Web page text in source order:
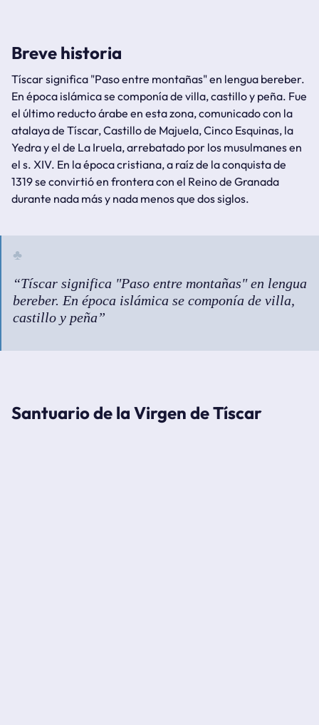
Breve historia
Tíscar significa "Paso entre montañas" en lengua bereber.
En época islámica se componía de villa, castillo y peña. Fue
el último reducto árabe en esta zona, comunicado con la
atalaya de Tíscar, Castillo de Majuela, Cinco Esquinas, la
Yedra y el de La Iruela, arrebatado por los musulmanes en
el s. XIV. En la época cristiana, a raíz de la conquista de
1319 se convirtió en frontera con el Reino de Granada
durante nada más y nada menos que dos siglos.
Tíscar significa "Paso entre montañas" en lengua
bereber. En época islámica se componía de villa,
castillo y peña
Santuario de la Virgen de Tíscar